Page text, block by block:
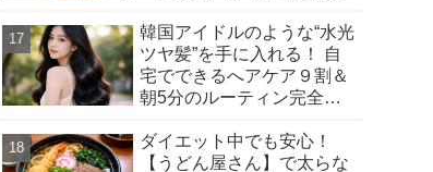
韓国アイドルのような“水光
ツヤ髪”を手に入れる！ 自
宅でできるへアケア９割＆
朝5分のルーティン完全ガ
ダイエット中でも安心！
【うどん屋さん】で太らな